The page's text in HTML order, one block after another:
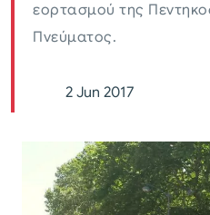
εορτασμού της
Πνεύματος.
2 Jun 2017